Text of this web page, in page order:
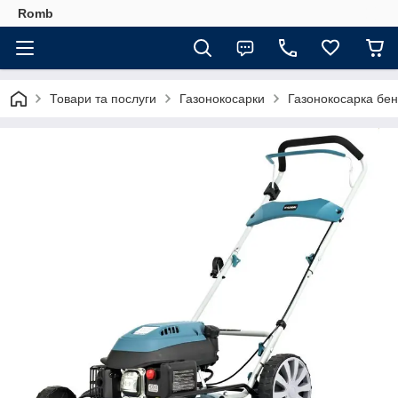
Romb
Товари та послуги Газонокосарки Газонокосарка